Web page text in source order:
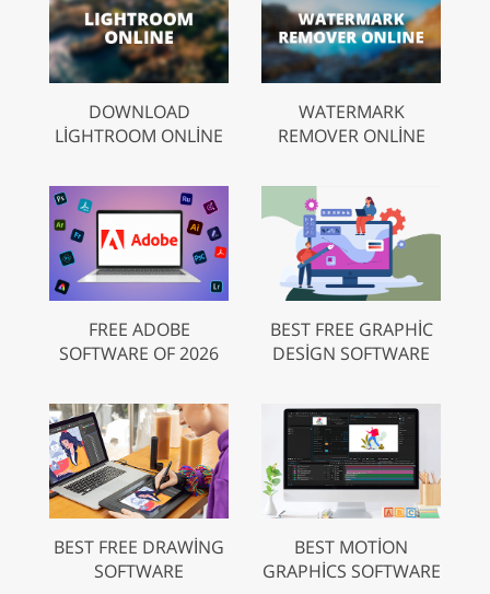
DOWNLOAD
LIGHTROOM ONLINE
WATERMARK
REMOVER ONLINE
FREE ADOBE
SOFTWARE OF 2026
BEST FREE GRAPHIC
DESIGN SOFTWARE
BEST FREE DRAWING
SOFTWARE
BEST MOTION
GRAPHICS SOFTWARE